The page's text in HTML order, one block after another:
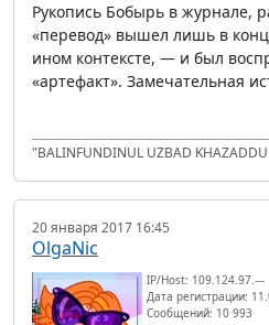
Рукопись Бобырь в журнале,
«перевод» вышел лишь в
ином контексте, — и был
«артефакт». Замечательная
"BALINFUNDINUL UZBAD
20 января 2017 16:45
OlgaNic
IP/Host: 109.124.97.---
Дата регистрации:
Сообщений: 10 993